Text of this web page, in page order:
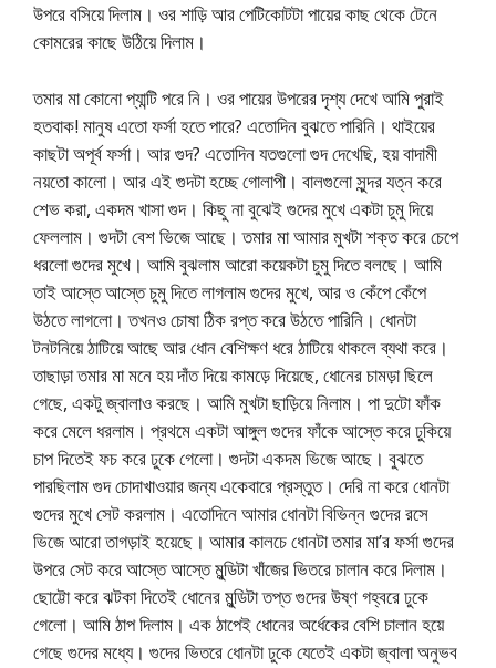
উপরে বসিয়ে দিলাম। ওর শাড়ি আর পেটিকোটটা পায়ের কাছ থেকে টেনে
কোমরের কাছে উঠিয়ে দিলাম।
তমার মা কোনো প্যান্টি পরে নি। ওর পায়ের উপরের দৃশ্য দেখে আমি পুরাই
হতবাক! মানুষ এতো ফর্সা হতে পারে? এতোদিন বুঝতে পারিনি। থাইয়ের
কাছটা অপূর্ব ফর্সা। আর গুদ? এতোদিন যতগুলো গুদ দেখেছি, হয় বাদামী
নয়তো কালো। আর এই গুদটা হচ্ছে গোলাপী। বালগুলো সুন্দর যত্ন করে
শেভ করা, একদম খাসা গুদ। কিছু না বুঝেই গুদের মুখে একটা চুমু দিয়ে
ফেললাম। গুদটা বেশ ভিজে আছে। তমার মা আমার মুখটা শক্ত করে চেপে
ধরলো গুদের মুখে। আমি বুঝলাম আরো কয়েকটা চুমু দিতে বলছে। আমি
তাই আস্তে আস্তে চুমু দিতে লাগলাম গুদের মুখে, আর ও কেঁপে কেঁপে
উঠতে লাগলো। তখনও চোষা ঠিক রপ্ত করে উঠতে পারিনি। ধোনটা
টনটনিয়ে ঠাটিয়ে আছে আর ধোন বেশিক্ষণ ধরে ঠাটিয়ে থাকলে ব্যথা করে।
তাছাড়া তমার মা মনে হয় দাঁত দিয়ে কামড়ে দিয়েছে, ধোনের চামড়া ছিলে
গেছে, একটু জ্বালাও করছে। আমি মুখটা ছাড়িয়ে নিলাম। পা দুটো ফাঁক
করে মেলে ধরলাম। প্রথমে একটা আঙ্গুল গুদের ফাঁকে আস্তে করে ঢুকিয়ে
চাপ দিতেই ফচ করে ঢুকে গেলো। গুদটা একদম ভিজে আছে। বুঝতে
পারছিলাম গুদ চোদাখাওয়ার জন্য একেবারে প্রস্তুত। দেরি না করে ধোনটা
গুদের মুখে সেট করলাম। এতোদিনে আমার ধোনটা বিভিন্ন গুদের রসে
ভিজে আরো তাগড়াই হয়েছে। আমার কালচে ধোনটা তমার মা’র ফর্সা গুদের
উপরে সেট করে আস্তে আস্তে মুন্ডিটা খাঁজের ভিতরে চালান করে দিলাম।
ছোট্টো করে ঝটকা দিতেই ধোনের মুন্ডিটা তপ্ত গুদের উষ্ণ গহ্বরে ঢুকে
গেলো। আমি ঠাপ দিলাম। এক ঠাপেই ধোনের অর্ধেকের বেশি চালান হয়ে
গেছে গুদের মধ্যে। গুদের ভিতরে ধোনটা ঢুকে যেতেই একটা জ্বালা অনুভব